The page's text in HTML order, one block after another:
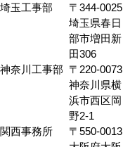
埼玉工事部
〒344-0025
埼玉県春日
部市増田新
田306
神奈川工事部 〒220-0073
神奈川県横
浜市西区岡
野2-1
関西事務所
〒550-0013